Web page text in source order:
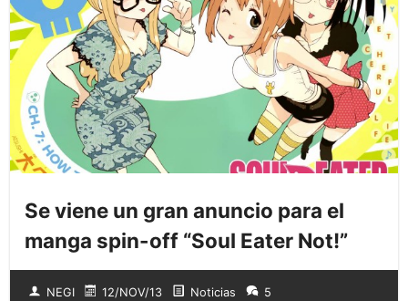
Se viene un gran anuncio para el
manga spin-off “Soul Eater Not!”
NEGI 12/NOV/13 Noticias 5